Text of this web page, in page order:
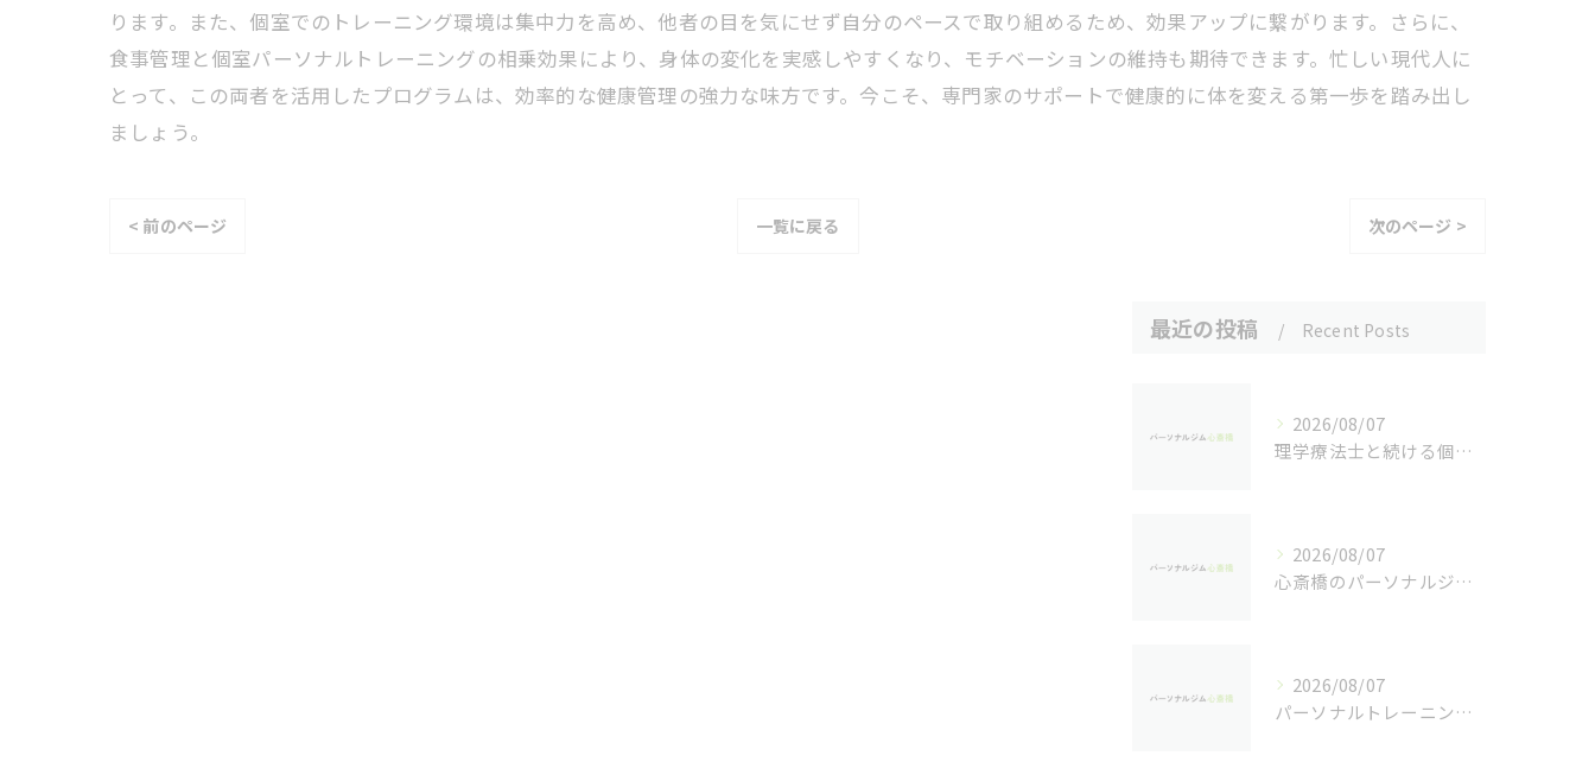
ります。また、個室でのトレーニング環境は集中力を高め、他者の目を気にせず自分のペースで取り組めるため、効果アップに繋がります。さらに、
食事管理と個室パーソナルトレーニングの相乗効果により、身体の変化を実感しやすくなり、モチベーションの維持も期待できます。忙しい現代人に
とって、この両者を活用したプログラムは、効率的な健康管理の強力な味方です。今こそ、専門家のサポートで健康的に体を変える第一歩を踏み出し
ましょう。
< 前のページ 一覧に戻る 次のページ >
最近の投稿 Recent Posts
2026/08/07
理学療法士と続ける個別パーソナルトレーニングの魅力
2026/08/07
心斎橋のパーソナルジムで実感するダイエット効果
2026/08/07
パーソナルトレーニングで健康を重視し心斎橋駅周辺で安心して続けるためのジム選び完全ガイド